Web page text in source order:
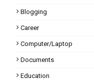
Blogging
Career
Computer/Laptop
Documents
Education